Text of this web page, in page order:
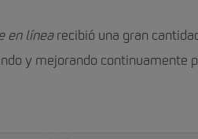
en línearecibió una gran
y mejorando continuamente